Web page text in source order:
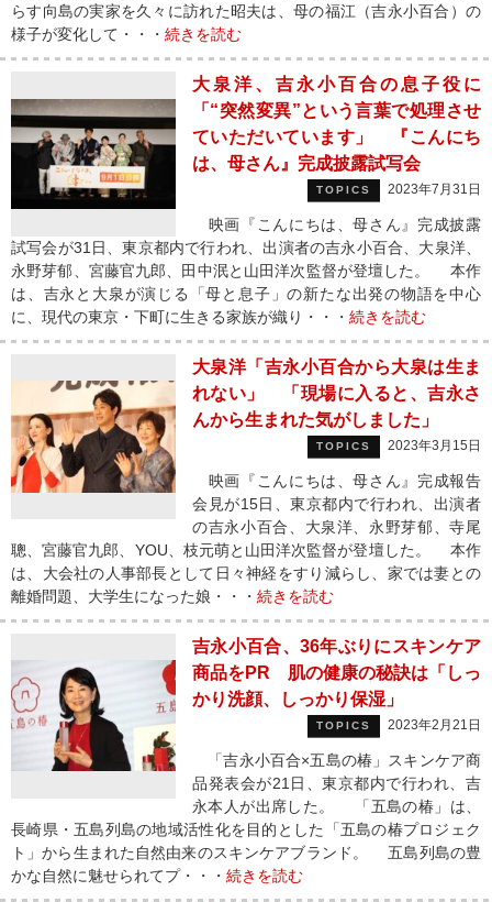
らす向島の実家を久々に訪れた昭夫は、母の福江（吉永小百合）の
様子が変化して・・・ 続きを読む
大泉洋、吉永小百合の息子役に
「“突然変異”という言葉で処理させ
ていただいています」 『こんにち
は、母さん』完成披露試写会
TOPICS 2023年7月31日
映画『こんにちは、母さん』完成披露
試写会が31日、東京都内で行われ、出演者の吉永小百合、大泉洋、
永野芽郁、宮藤官九郎、田中泯と山田洋次監督が登壇した。 本作
は、吉永と大泉が演じる「母と息子」の新たな出発の物語を中心
に、現代の東京・下町に生きる家族が織り・・・ 続きを読む
大泉洋「吉永小百合から大泉は生ま
れない」 「現場に入ると、吉永さ
んから生まれた気がしました」
TOPICS 2023年3月15日
映画『こんにちは、母さん』完成報告
会見が15日、東京都内で行われ、出演者
の吉永小百合、大泉洋、永野芽郁、寺尾
聰、宮藤官九郎、YOU、枝元萌と山田洋次監督が登壇した。 本作
は、大会社の人事部長として日々神経をすり減らし、家では妻との
離婚問題、大学生になった娘・・・ 続きを読む
吉永小百合、36年ぶりにスキンケア
商品をPR 肌の健康の秘訣は「しっ
かり洗顔、しっかり保湿」
TOPICS 2023年2月21日
「吉永小百合×五島の椿」スキンケア商
品発表会が21日、東京都内で行われ、吉
永本人が出席した。 「五島の椿」は、
長崎県・五島列島の地域活性化を目的とした「五島の椿プロジェク
ト」から生まれた自然由来のスキンケアブランド。 五島列島の豊
かな自然に魅せられてプ・・・ 続きを読む